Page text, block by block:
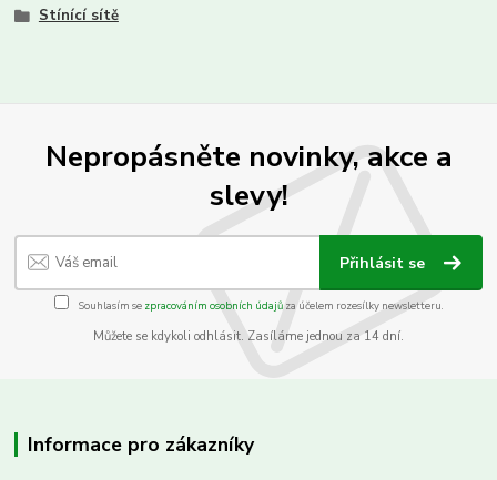
Stínící sítě
Nepropásněte novinky, akce a
slevy!
Přihlásit se
Souhlasím se zpracováním osobních údajůza účelem rozesílky newsletteru.
Můžete se kdykoli odhlásit. Zasíláme jednou za 14 dní.
Informace pro zákazníky